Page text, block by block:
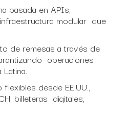
basada en APIs,
modular que
de remesas a través de
operaciones
desde EE.UU.,
billeteras digitales,